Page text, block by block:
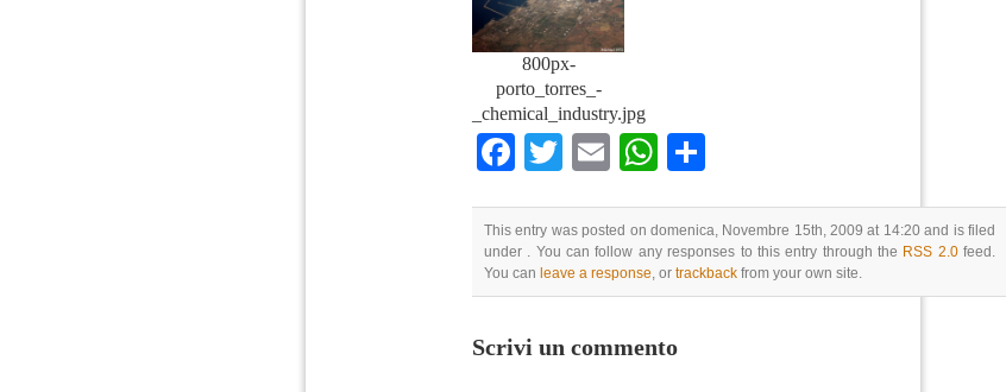
800px-
porto_torres_-
_chemical_industry.jpg
Facebook
TwitterEmailWhatsApp
This entry was posted on domenica, Novembre 15th, 2009 at 14:20 and is filed
under . You can follow any responses to this entry through the RSS 2.0feed.
You can leave a response, or trackback from your own site.
Scrivi un commento